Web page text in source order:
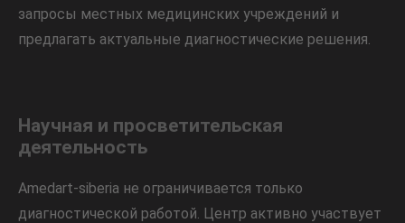
запросы местных медицинских учреждений и
предлагать актуальные диагностические решения.
Научная и просветительская
деятельность
Amedart-siberia не ограничивается только
диагностической работой. Центр активно участвует